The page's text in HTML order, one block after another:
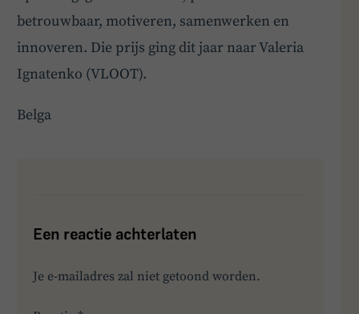
betrouwbaar, motiveren, samenwerken en
innoveren. Die prijs ging dit jaar naar Valeria
Ignatenko (VLOOT).
Belga
Een reactie achterlaten
Je e-mailadres zal niet getoond worden.